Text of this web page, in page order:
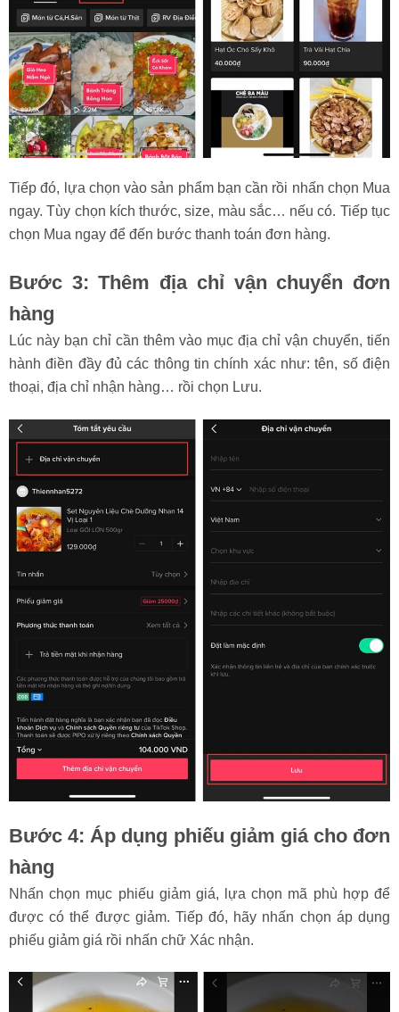
Tiếp đó, lựa chọn vào sản phẩm bạn cần rồi nhấn chọn Mua
ngay. Tùy chọn kích thước, size, màu sắc… nếu có. Tiếp tục
chọn Mua ngay để đến bước thanh toán đơn hàng.
Bước 3: Thêm địa chỉ vận chuyển đơn
hàng
Lúc này bạn chỉ cần thêm vào mục địa chỉ vận chuyển, tiến
hành điền đầy đủ các thông tin chính xác như: tên, số điện
thoại, địa chỉ nhận hàng… rồi chọn Lưu.
Bước 4: Áp dụng phiếu giảm giá cho đơn
hàng
Nhấn chọn mục phiếu giảm giá, lựa chọn mã phù hợp để
được có thể được giảm. Tiếp đó, hãy nhấn chọn áp dụng
phiếu giảm giá rồi nhấn chữ Xác nhận.